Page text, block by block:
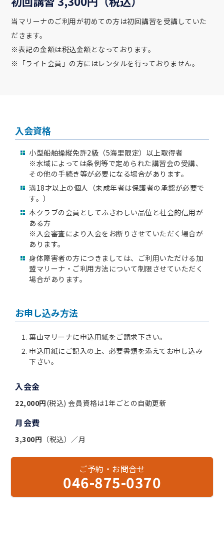
当マリーナのご利用が初めての方は初回講習を受講していた
だきます。
※表記の金額は税込金額となっております。
※「ライト会員」の方にはレンタルを行っておりません。
入会資格
小型船舶操縦免許2級（5海里限定）以上取得者
※水域によっては条例等で定められた講習会の受講、
その他の手続き等が必要になる場合があります。
満18才以上の個人（未成年者は保護者の承認が必要で
す。）
本クラブの会員としてふさわしい品位と社会的信用が
ある方
※入会審査により入会をお断りさせていただく場合が
あります。
身体障害者の方につきましては、ご利用いただける加
盟マリーナ・ご利用方法について制限させていただく
場合があります。
お申し込み方法
葉山マリーナに申込用紙をご請求下さい。
申込用紙にご記入の上、必要書類を添えてお申し込み
下さい。
入会金
22,000円(税込) 会員資格は1年ごとの自動更新
月会費
3,300円 （税込）／月
ご予約・お問合せ
046-875-0370